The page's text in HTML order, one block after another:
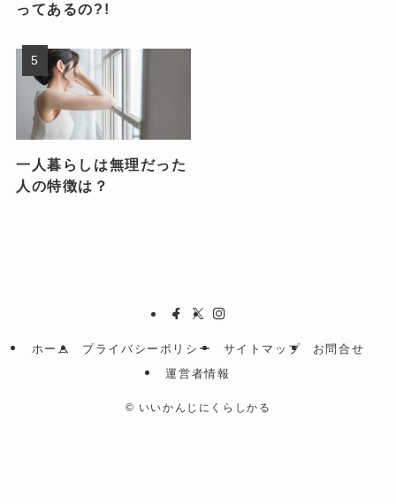
ってあるの?!
一人暮らしは無理だった
人の特徴は？
ホーム プライバシーポリシー サイトマップ
お問合せ
運営者情報
© いいかんじにくらしかる